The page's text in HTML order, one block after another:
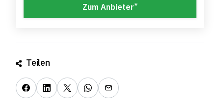
Zum Anbieter*
Teilen